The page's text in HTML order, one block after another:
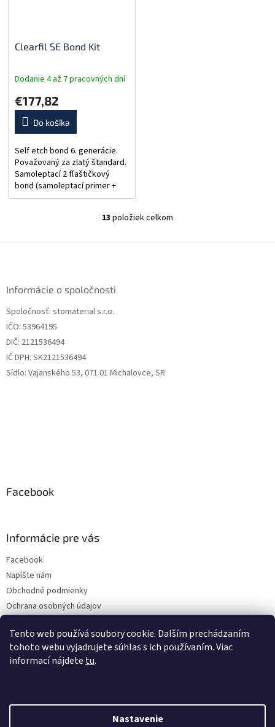
Tento web používá soubory cookie. Dalším prechádzaním
tohoto webu vyjadrujete súhlas s ich používaním. Viac
informací nájdete tu.
Nastavenie
Clearfil SE Bond Kit
Dodanie 4 až 7 pracovných dní
€177,82
Do košíka
Self etch bond 6. generácie.
Považovaný za zlatý štandard.
Samoleptací 2 fľaštičkový
bond (samoleptací primer +
bond). Mimoriadne vysoká sila
Minimálna postoperačná...
O
l
y
13 položiek celkom
Informácie o spoločnosti
Spoločnosť: stomaterial s.r.o.
IČO: 53964195
DIČ: 2121536494
IČ DPH: SK2121536494
Sídlo: Vajanského 53, 071 01 Michalovce, SR
Facebook
Informácie pre vás
Facebook
Napíšte nám
Obchodné podmienky
Ochrana osobných údajov
Vytvoril Shoptet